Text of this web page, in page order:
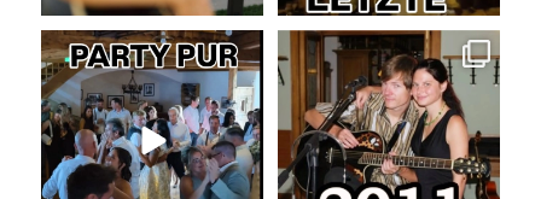
Party pur mit mit den besten Hits
für Jung und Alt...
55 0
Die Liebe zur Musik bleibt!
Als wir...
160 26